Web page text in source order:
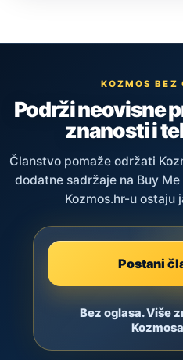
KOZMOS BEZ
Podrži neovisne
znanosti i
Članstvo pomaže održati
dodatne sadržaje na Buy
Kozmos.hr-u ostaju
Postani
Bez oglasa. Više